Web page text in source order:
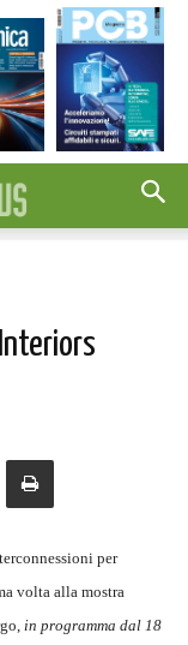
per
volta alla mostra
in programma dal 18